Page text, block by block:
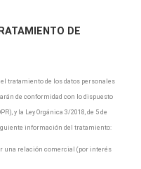
DE
tratamiento de los datos personales
de conformidad con lo dispuesto
y la Ley Orgánica 3/2018, de 5 de
información del tratamiento:
una relación comercial (por interés